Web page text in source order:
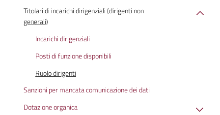
Titolari di incarichi dirigenziali (dirigenti non
generali)
Incarichi dirigenziali
Posti di funzione disponibili
Ruolo dirigenti
Sanzioni per mancata comunicazione dei dati
Dotazione organica